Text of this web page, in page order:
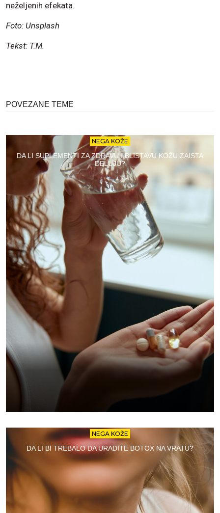
neželjenih efekata.
Foto: Unsplash
Tekst: T.M.
POVEZANE TEME
NEGA KOŽE
DA LI SUPLEMENTI ZA ZDRAVU I BLISTAVU KOŽU ZAISTA
DELUJU?
NEGA KOŽE
DA LI BI TREBALO DA URADITE BOTOX NA VRATU?